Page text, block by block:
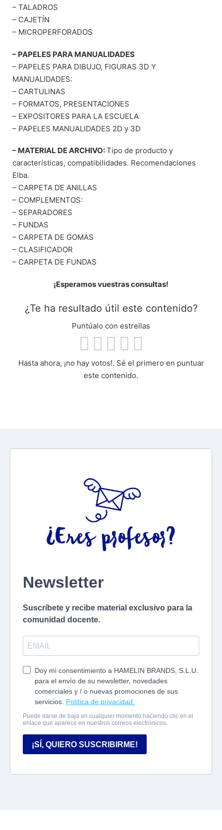
– TALADROS
– CAJETÍN
– MICROPERFORADOS
– PAPELES PARA MANUALIDADES
– PAPELES PARA DIBUJO, FIGURAS 3D Y
MANUALIDADES:
– CARTULINAS
– FORMATOS, PRESENTACIONES
– EXPOSITORES PARA LA ESCUELA
– PAPELES MANUALIDADES 2D y 3D
– MATERIAL DE ARCHIVO:Tipo de producto y
características, compatibilidades. Recomendaciones
Elba.
– CARPETA DE ANILLAS
– COMPLEMENTOS:
– SEPARADORES
– FUNDAS
– CARPETA DE GOMAS
– CLASIFICADOR
– CARPETA DE FUNDAS
¡Esperamos vuestras consultas!
¿Te ha resultado útil este contenido?
Puntúalo con estrellas
Hasta ahora, ¡no hay votos!. Sé el primero en puntuar
este contenido.